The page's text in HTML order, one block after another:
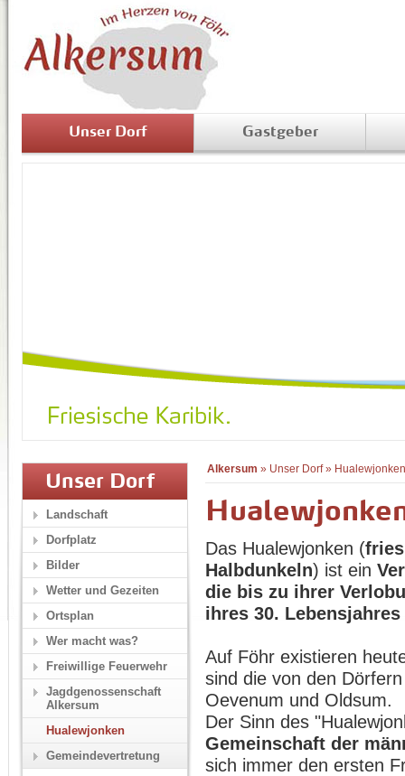
Unser Dorf Gastgeber
Alkersum » Unser Dorf» Hualewjonken
Das Hualewjonken (
Halbdunkeln) ist ein
die bis zu ihrer
ihres 30.
Auf Föhr existieren
sind die von den
Oevenum und Oldsum.
Der Sinn des
Gemeinschaft der
sich immer den ersten
Unser Dorf
Landschaft
Dorfplatz
Bilder
Wetter und Gezeiten
Ortsplan
Wer macht was?
Freiwillige Feuerwehr
Jagdgenossenschaft
Alkersum
Hualewjonken
Gemeindevertretung